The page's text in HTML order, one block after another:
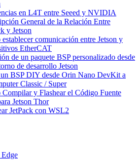
en L4T entre Seeed y NVIDIA
General de la Relación Entre
y Jetson
comunicación entre Jetson y
EtherCAT
de un paquete BSP personalizado desde
de desarrollo Jetson
BSP DIY desde Orin Nano DevKit a
Classic / Super
Compilar y Flashear el Código Fuente
Jetson Thor
JetPack con WSL2